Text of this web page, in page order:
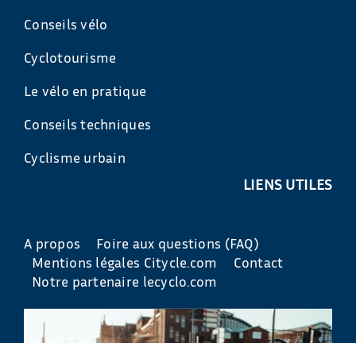
Conseils vélo
Cyclotourisme
Le vélo en pratique
Conseils techniques
Cyclisme urbain
LIENS UTILES
A propos
Foire aux questions (FAQ)
Mentions légales Citycle.com
Contact
Notre partenaire lecyclo.com